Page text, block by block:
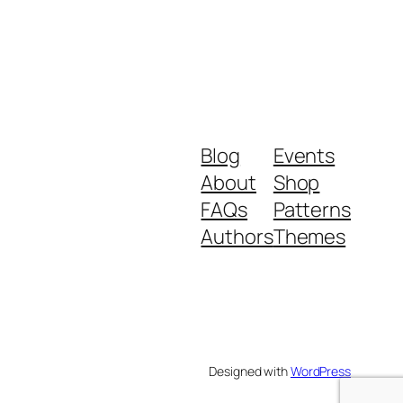
Blog
About
FAQs
Authors
Events
Shop
Patterns
Themes
Designed withWordPress